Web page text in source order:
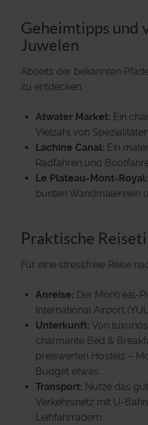
Geheimtipps und
Juwelen
Abseits der bekannten
zu entdecken:
Atwater Market: Ein
Vielzahl von
Lachine Canal: Ein
Radfahren und
Le Plateau-Mont-Royal:
bunten Wandmalereien
Praktische
Für eine stressfreie Reise
Anreise: Der Montréal-
International Airport
Unterkunft: Von
charmante Bed &
preiswerten Hostels –
Budget etwas.
Transport: Nutze das
Verkehrsnetz mit U-
Leihfahrrädern.